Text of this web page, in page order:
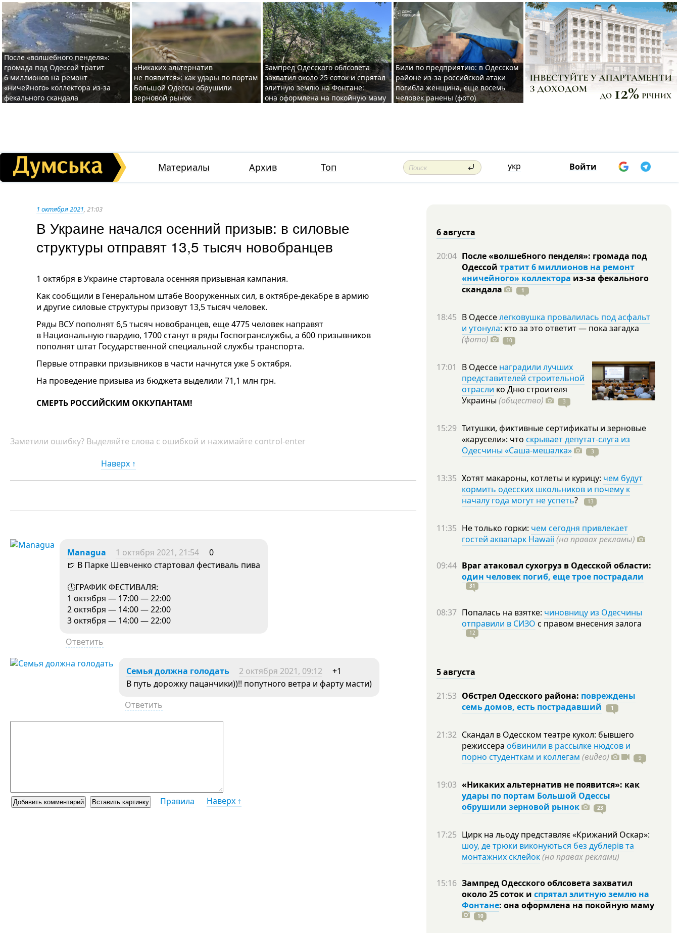
После «волшебного пенделя»:
громада под Одессой тратит
6 миллионов на ремонт
«ничейного» коллектора из-за
фекального скандала
«Никаких альтернатив
не появится»: как удары по портам
Большой Одессы обрушили
зерновой рынок
Зампред Одесского облсовета
захватил около 25 соток и спрятал
элитную землю на Фонтане:
она оформлена на покойную маму
Били по предприятию: в Одесском
районе из-за российской атаки
погибла женщина, еще восемь
человек ранены (фото)
Материалы Архив Топ укр Войти
1 октября 2021, 21:03
В Украине начался осенний призыв: в силовые
структуры отправят 13,5 тысяч новобранцев
1 октября в Украине стартовала осенняя призывная кампания.
Как сообщили в Генеральном штабе Вооруженных сил, в октябре-декабре в армию
и другие силовые структуры призовут 13,5 тысяч человек.
Ряды ВСУ пополнят 6,5 тысяч новобранцев, еще 4775 человек направят
в Национальную гвардию, 1700 станут в ряды Госпогранслужбы, а 600 призывников
пополнят штат Государственной специальной службы транспорта.
Первые отправки призывников в части начнутся уже 5 октября.
На проведение призыва из бюджета выделили 71,1 млн грн.
СМЕРТЬ РОССИЙСКИМ ОККУПАНТАМ!
Заметили ошибку? Выделяйте слова с ошибкой и нажимайте control-enter
Наверх ↑
Managua 1 октября 2021, 21:54
0
🍺 В Парке Шевченко стартовал фестиваль пива
🕔ГРАФИК ФЕСТИВАЛЯ:
1 октября — 17:00 — 22:00
2 октября — 14:00 — 22:00
3 октября — 14:00 — 22:00
Ответить
Семья должна голодать 2 октября 2021, 09:12
+1
В путь дорожку пацанчики))!! попутного ветра и фарту масти)
Ответить
Правила Наверх ↑
6 августа
20:04 После «волшебного пенделя»: громада под
Одессой тратит 6 миллионов на ремонт
«ничейного» коллектора из-за фекального
скандала
1
18:45 В Одесселегковушка провалилась под асфальт
и утонула: кто за это ответит — пока загадка
(фото)
10
17:01 В Одессе наградили лучших
представителей строительной
отрасли ко Дню строителя
Украины (общество) 3
15:29 Титушки, фиктивные сертификаты и зерновые
«карусели»: что скрывает депутат-слуга из
Одесчины «Саша-мешалка»
3
13:35 Хотят макароны, котлеты и курицу: чем будут
кормить одесских школьников и почему к
началу года могут не успеть? 13
11:35 Не только горки: чем сегодня привлекает
гостей аквапарк Hawaii (на правах рекламы)
09:44 Враг атаковал сухогруз в Одесской области:
один человек погиб, еще трое пострадали
31
08:37 Попалась на взятке: чиновницу из Одесчины
отправили в СИЗО с правом внесения залога
12
5 августа
21:53 Обстрел Одесского района: повреждены
семь домов, есть пострадавший
1
21:32 Скандал в Одесском театре кукол: бывшего
режиссера обвинили в рассылке нюдсов и
порно студенткам и коллегам (видео) 9
19:03 «Никаких альтернатив не появится»: как
удары по портам Большой Одессы
обрушили зерновой рынок
23
17:25 Цирк на льоду представляє «Крижаний Оскар»:
шоу, де трюки виконуються без дублерів та
монтажних склейок(на правах реклами)
15:16 Зампред Одесского облсовета захватил
около 25 соток и спрятал элитную землю на
Фонтане: она оформлена на покойную маму
10